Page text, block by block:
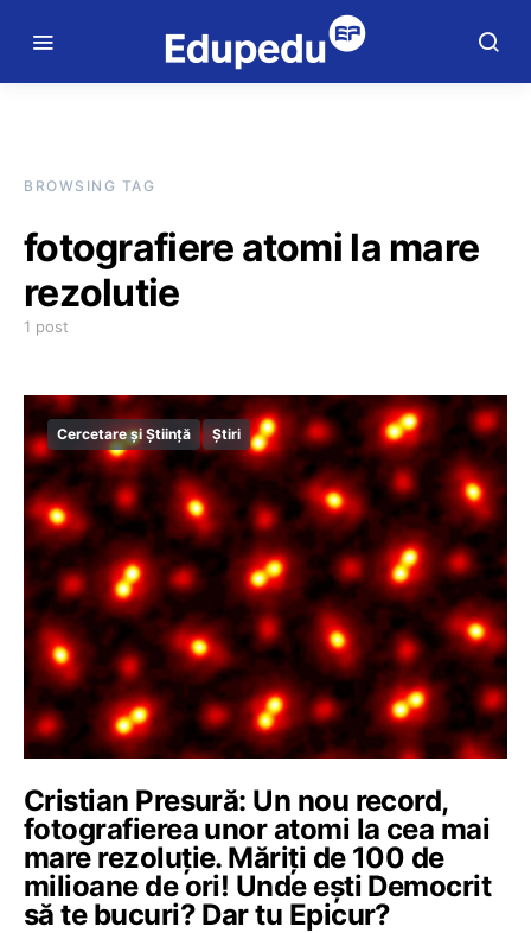
BROWSING TAG
fotografiere atomi la mare
rezolutie
1 post
Cercetare și Știință Știri
Cristian Presură: Un nou record,
fotografierea unor atomi la cea mai
mare rezoluție. Măriți de 100 de
milioane de ori! Unde ești Democrit
să te bucuri? Dar tu Epicur?